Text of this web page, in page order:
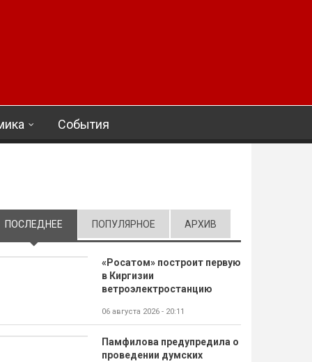
События
ПОСЛЕДНЕЕ (АКТИВНАЯ ВКЛАДКА)
ПОПУЛЯРНОЕ АРХИВ
«Росатом» построит первую
в Киргизии
ветроэлектростанцию
06 августа 2026 - 20:11
Памфилова предупредила о
проведении думских